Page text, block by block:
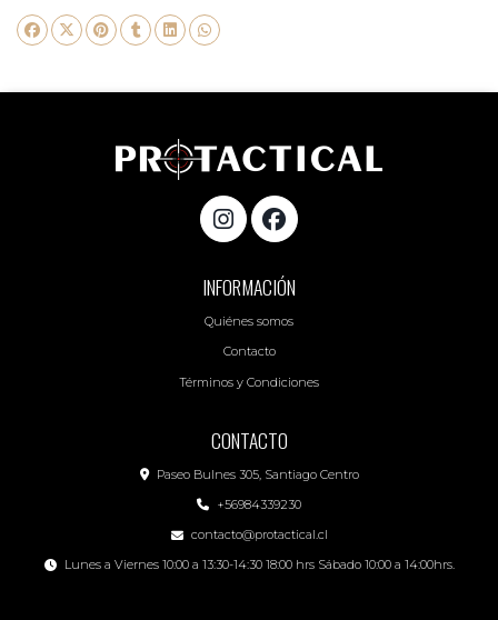
INFORMACIÓN
Quiénes somos
Contacto
Términos y Condiciones
CONTACTO
Paseo Bulnes 305, Santiago Centro
+56984339230
contacto@protactical.cl
Lunes a Viernes 10:00 a 13:30-14:30 18:00 hrs Sábado 10:00 a 14:00hrs.